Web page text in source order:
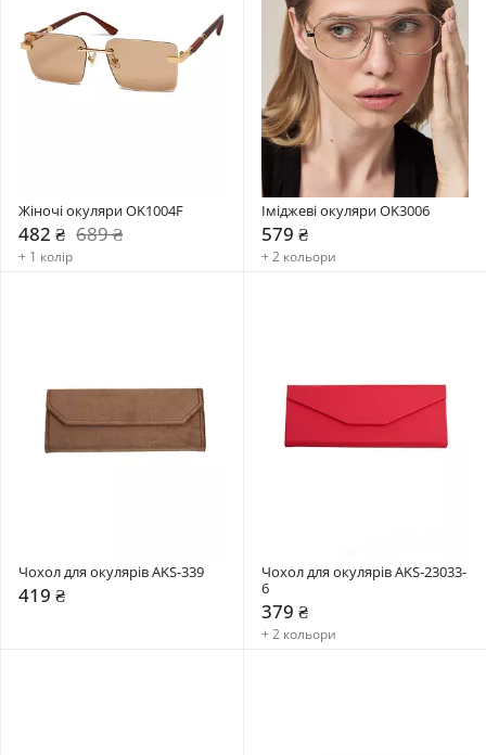
Жіночі окуляри OK1004F
482 ₴ 689 ₴
+ 1 колір
Іміджеві окуляри OK3006
579 ₴
+ 2 кольори
Чохол для окулярів AKS-339
419 ₴
Чохол для окулярів AKS-23033-
6
379 ₴
+ 2 кольори